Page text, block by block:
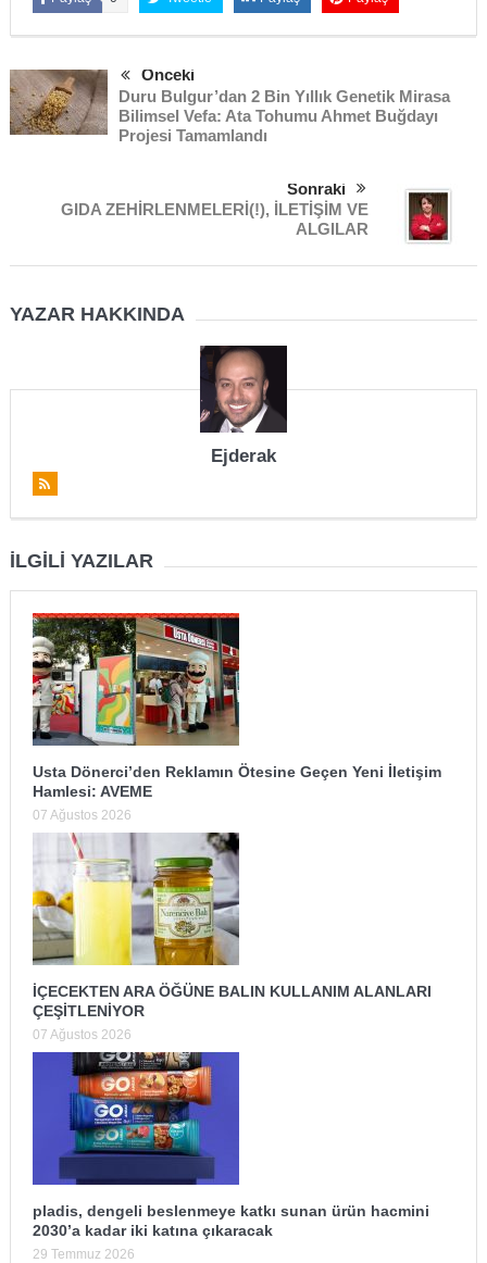
Önceki
Duru Bulgur’dan 2 Bin Yıllık Genetik Mirasa
Bilimsel Vefa: Ata Tohumu Ahmet Buğdayı
Projesi Tamamlandı
Sonraki
GIDA ZEHİRLENMELERİ(!), İLETİŞİM VE
ALGILAR
YAZAR HAKKINDA
Ejderak
İLGILI YAZILAR
Usta Dönerci’den Reklamın Ötesine Geçen Yeni İletişim
Hamlesi: AVEME
07 Ağustos 2026
İÇECEKTEN ARA ÖĞÜNE BALIN KULLANIM ALANLARI
ÇEŞİTLENİYOR
07 Ağustos 2026
pladis, dengeli beslenmeye katkı sunan ürün hacmini
2030’a kadar iki katına çıkaracak
29 Temmuz 2026